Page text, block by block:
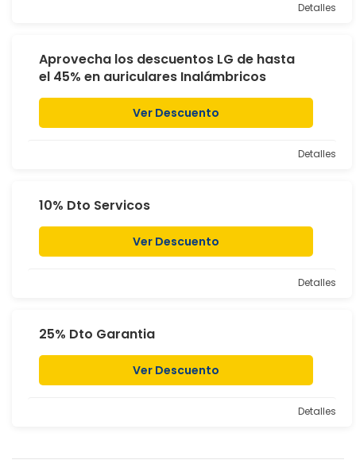
Detalles
Aprovecha los descuentos LG de hasta
el 45% en auriculares Inalámbricos
Ver Descuento
Detalles
10% Dto Servicos
Ver Descuento
Detalles
25% Dto Garantia
Ver Descuento
Detalles